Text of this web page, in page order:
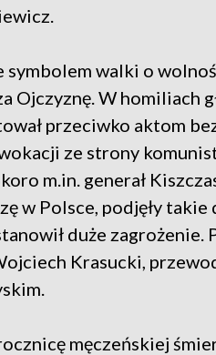
walki o
Ojczyznę. W homiliach
przeciwko aktom
ze strony
m.in. generał
w Polsce, podjęły
duże
Krasucki,
męczeńskiej